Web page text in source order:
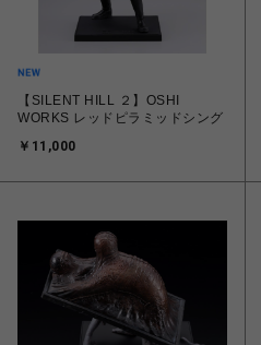
【SILENT HILL ２】OSHI
WORKS レッドピラミッドシング
￥11,000